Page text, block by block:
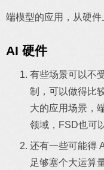
端模型的应用，从硬件
AI 硬件
有些场景可以不
制，可以做得比
大的应用场景，
领域，FSD也可
还有一些可能得
足够塞个大运算